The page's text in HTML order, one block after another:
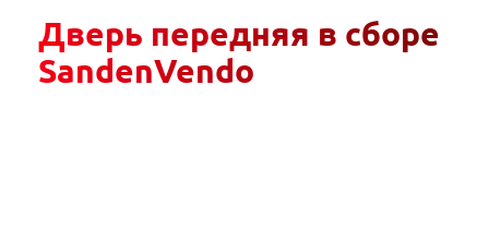
Дверь передняя в сборе
SandenVendo